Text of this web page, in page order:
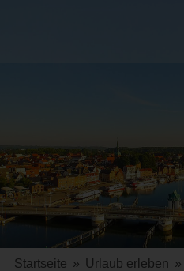
Startseite » Urlaub erleben »